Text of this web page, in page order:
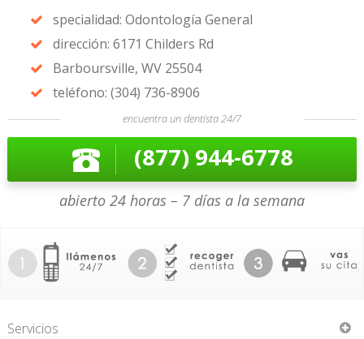
specialidad: Odontología General
dirección: 6171 Childers Rd
Barboursville, WV 25504
teléfono: (304) 736-8906
encuentra un dentista 24/7
(877) 944-6778
abierto 24 horas – 7 días a la semana
Servicios